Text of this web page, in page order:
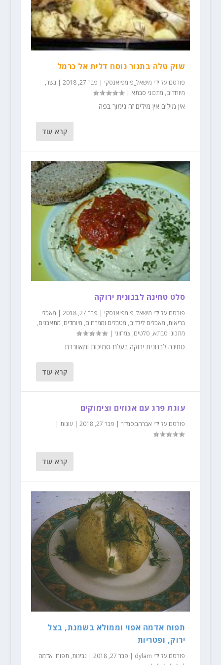
שוק טלה בתנור נוסח דלית אל כרמל
פורסם על ידי מישאל_פומפיאנסקי | פבר 27, 2018 | בשר,
מיוחדים, מתכוני סבתא |
אין מילים אין מילים זה נימוך בפה
קרא עוד
סלט טחינה לבנונית ירוקה
פורסם על ידי מישאל_פומפיאנסקי | פבר 27, 2018 | מאכלי
בריאות, מאכלים לילדים, מטבלים וממרחים, מיוחדים, מתאבנים,
מתכוני סבתא, סלטים, צמחוני |
טחינה לבנונית ירוקה בעלת סמיכות ומאווררת
קרא עוד
עוגת פרג עם אגוזים וצימוקים
פורסם על ידי אברהםסמדר| פבר 27, 2018 | עוגות|
קרא עוד
תפוח אדמה אפוי וממולא בשמנת, בצל
ירוק, ופטריות
פורסם על ידי dylam
| פבר 27, 2018 | גבינות, תפוחי אדמה